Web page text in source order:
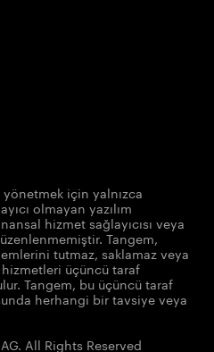
yönetmek için yalnızca
olmayan yazılım
hizmet sağlayıcısı veya
Tangem,
tutmaz, saklamaz veya
üçüncü taraf
Tangem, bu üçüncü taraf
herhangi bir tavsiye veya